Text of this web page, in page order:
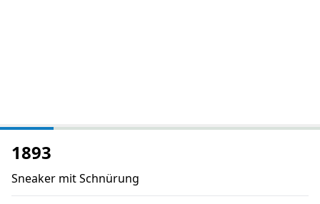
1893
Sneaker mit Schnürung